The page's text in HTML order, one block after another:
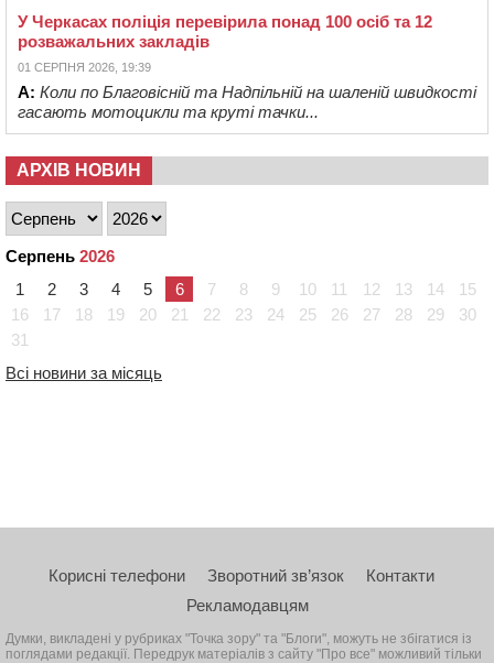
У Черкасах поліція перевірила понад 100 осіб та 12
розважальних закладів
01 СЕРПНЯ 2026, 19:39
А: Коли по Благовісній та Надпільній на шаленій швидкості
гасають мотоцикли та круті тачки...
АРХІВ НОВИН
Серпень 2026
1
2 3 4 5 6 7 8 9 10 11 12 13 14
15
16
17 18 19 20 21 22 23 24 25 26 27 28 29
30
31
Всі новини за місяць
Корисні телефони Зворотний зв’язок
Контакти
Рекламодавцям
Думки, викладені у рубриках "Точка зору" та "Блоги", можуть не збігатися із
поглядами редакції. Передрук матеріалів з сайту "Про все" можливий тільки